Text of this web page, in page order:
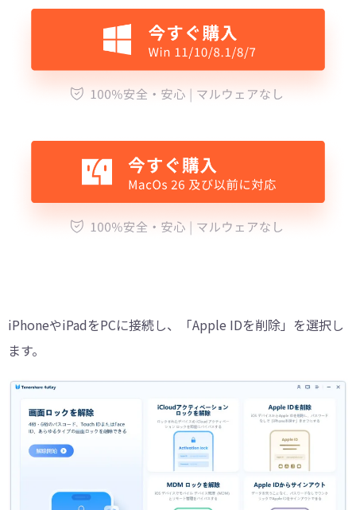
iPhoneやiPadをPCに接続し、「Apple IDを削除」を選択し
ます。